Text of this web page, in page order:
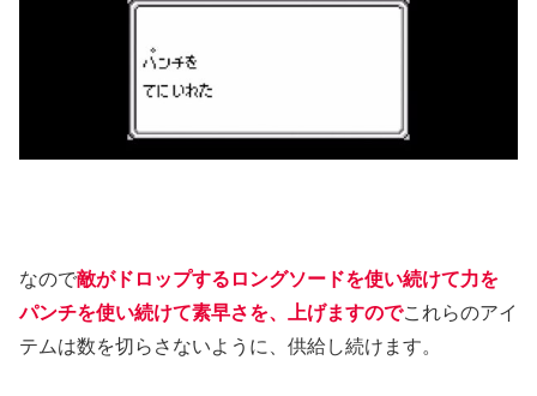
なので敵がドロップするロングソードを使い続けて力を
パンチを使い続けて素早さを、上げますのでこれらのアイ
テムは数を切らさないように、供給し続けます。